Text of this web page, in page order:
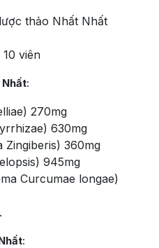
thảo Nhất Nhất
viên
:
270mg
630mg
Zingiberis) 360mg
945mg
Curcumae longae)
: